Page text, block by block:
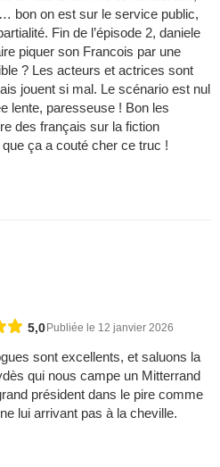
bon on est sur le service public,
Fin de l’épisode 2, daniele
piquer son Francois par une
? Les acteurs et actrices sont
jouent si mal. Le scénario est nul
lente, paresseuse ! Bon les
des français sur la fiction
ça a couté cher ce truc !
5,0 Publiée le 12 janvier 2026
sont excellents, et saluons la
qui nous campe un Mitterrand
président dans le pire comme
lui arrivant pas à la cheville.